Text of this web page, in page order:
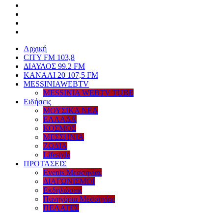
Αρχική
CITY FM 103,8
ΔΙΑΥΛΟΣ 99.2 FM
ΚΑΝΑΛΙ 20 107,5 FM
MESSINIAWEBTV
MESSINIA WEBTV TUBE
Eιδήσεις
ΜΟΥΣΙΚΑ ΝΕΑ
ΕΛΛΑΔΑ
ΚΟΣΜΟΣ
ΜΕΣΣΗΝΙΑ
ΖΩΔΙΑ
Lifestyle
ΠΡΟΤΑΣΕΙΣ
Events Μεσσηνίας
ΔΙΑΓΩΝΙΣΜΟΙ
Εκδηλώσεις
Πανηγύρια Μεσσηνίας
ΠΕΛΑΤΕΣ